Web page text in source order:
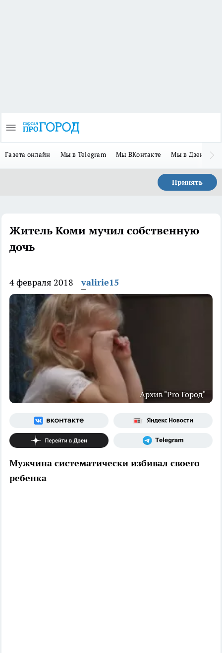
Газета онлайн Мы в Telegram Мы ВКонтакте Мы в Дзене
Принять
Житель Коми мучил собственную
дочь
4 февраля 2018 valirie15
Архив "Pro Город"
Мужчина систематически избивал своего
ребенка